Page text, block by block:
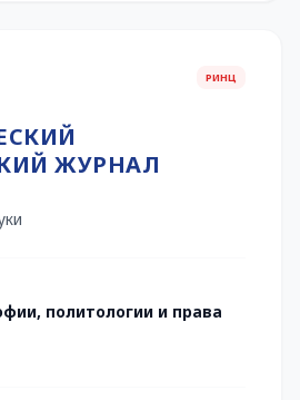
РИНЦ
ЖУРНАЛ
политологии и права